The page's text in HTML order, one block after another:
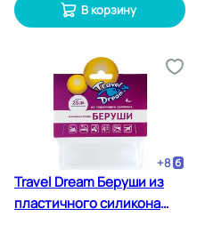
В корзину
+8
Travel Dream Беруши из
пластичного силикона